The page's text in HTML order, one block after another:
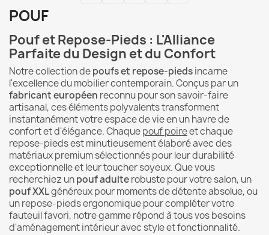
POUF
Pouf et Repose-Pieds : L'Alliance
Parfaite du Design et du Confort
Notre collection depoufs et repose-piedsincarne
l'excellence du mobilier contemporain. Conçus par un
fabricant européen reconnu pour son savoir-faire
artisanal, ces éléments polyvalents transforment
instantanément votre espace de vie en un havre de
confort et d'élégance. Chaquepouf poireet chaque
repose-pieds est minutieusement élaboré avec des
matériaux premium sélectionnés pour leur durabilité
exceptionnelle et leur toucher soyeux. Que vous
recherchiez unpouf adulterobuste pour votre salon, un
pouf XXLgénéreux pour moments de détente absolue, ou
un repose-pieds ergonomique pour compléter votre
fauteuil favori, notre gamme répond à tous vos besoins
d'aménagement intérieur avec style et fonctionnalité.